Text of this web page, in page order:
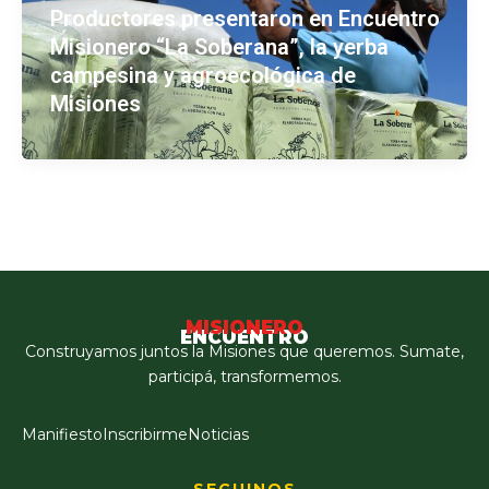
Productores presentaron en Encuentro
Misionero “La Soberana”, la yerba
campesina y agroecológica de
Misiones
ENCUENTRO
MISIONERO
Construyamos juntos la Misiones que queremos. Sumate,
participá, transformemos.
ManifiestoInscribirmeNoticias